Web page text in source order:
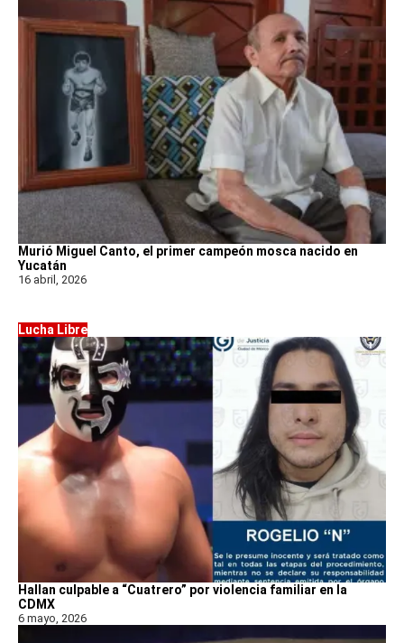
Murió Miguel Canto, el primer campeón mosca nacido en
Yucatán
16 abril, 2026
Lucha Libre
Hallan culpable a “Cuatrero” por violencia familiar en la
CDMX
6 mayo, 2026